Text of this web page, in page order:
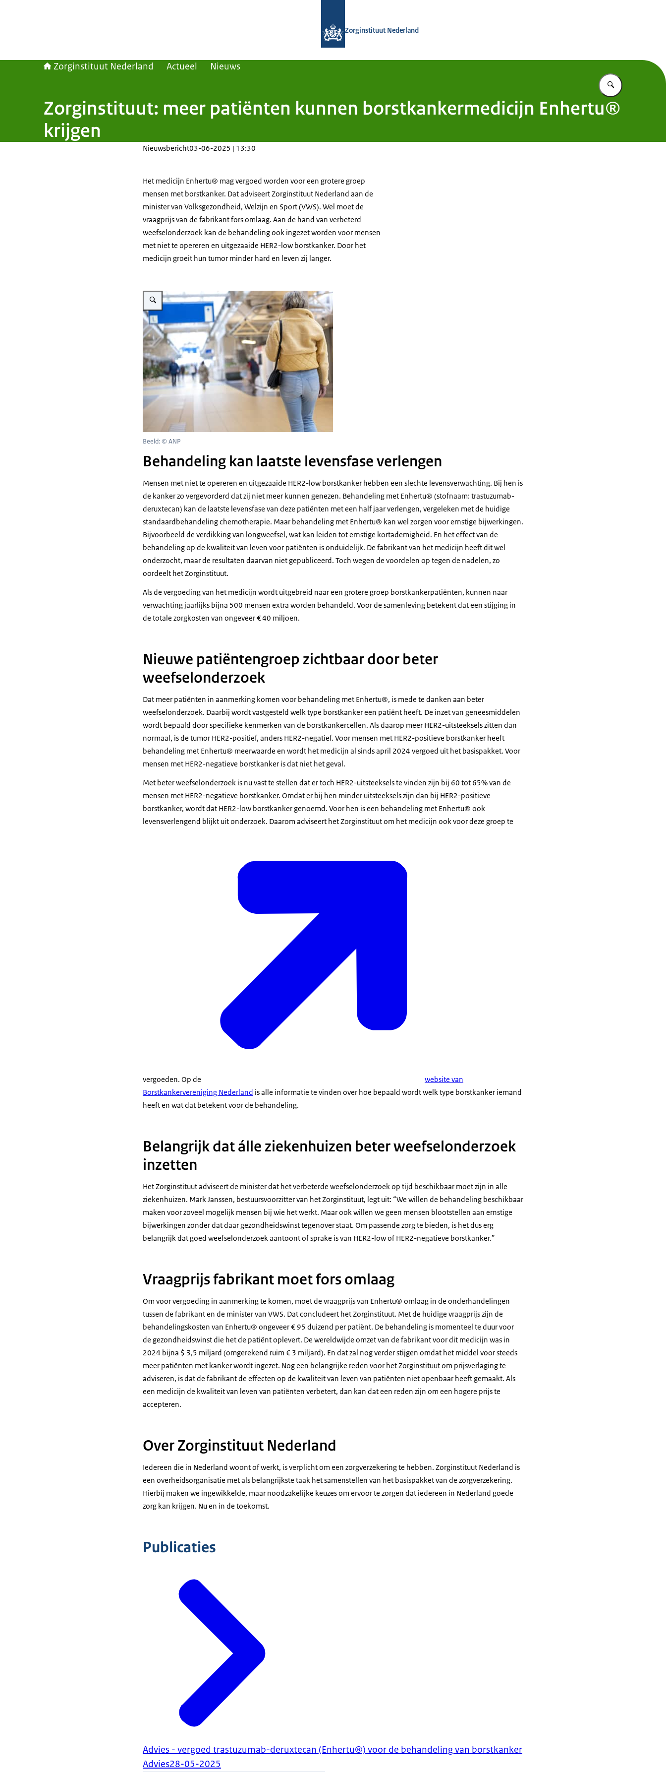
Zorginstituut Nederland
Zorginstituut Nederland Actueel Nieuws
Vul in wat u
Zorginstituut: meer patiënten kunnen borstkankermedicijn Enhertu®
krijgen
Nieuwsbericht03-06-2025 | 13:30
Het medicijn Enhertu® mag vergoed worden voor een grotere groep
mensen met borstkanker. Dat adviseert Zorginstituut Nederland aan de
minister van Volksgezondheid, Welzijn en Sport (VWS). Wel moet de
vraagprijs van de fabrikant fors omlaag. Aan de hand van verbeterd
weefselonderzoek kan de behandeling ook ingezet worden voor mensen
met niet te opereren en uitgezaaide HER2-low borstkanker. Door het
medicijn groeit hun tumor minder hard en leven zij langer.
Vergroot afbeelding Op de foto loopt een vrouw met haar rug naar de camera door een stationshal.
Beeld: © ANP
Behandeling kan laatste levensfase verlengen
Mensen met niet te opereren en uitgezaaide HER2-low borstkanker hebben een slechte levensverwachting. Bij hen is
de kanker zo vergevorderd dat zij niet meer kunnen genezen. Behandeling met Enhertu® (stofnaam: trastuzumab-
deruxtecan) kan de laatste levensfase van deze patiënten met een half jaar verlengen, vergeleken met de huidige
standaardbehandeling chemotherapie. Maar behandeling met Enhertu® kan wel zorgen voor ernstige bijwerkingen.
Bijvoorbeeld de verdikking van longweefsel, wat kan leiden tot ernstige kortademigheid. En het effect van de
behandeling op de kwaliteit van leven voor patiënten is onduidelijk. De fabrikant van het medicijn heeft dit wel
onderzocht, maar de resultaten daarvan niet gepubliceerd. Toch wegen de voordelen op tegen de nadelen, zo
oordeelt het Zorginstituut.
Als de vergoeding van het medicijn wordt uitgebreid naar een grotere groep borstkankerpatiënten, kunnen naar
verwachting jaarlijks bijna 500 mensen extra worden behandeld. Voor de samenleving betekent dat een stijging in
de totale zorgkosten van ongeveer € 40 miljoen.
Nieuwe patiëntengroep zichtbaar door beter
weefselonderzoek
Dat meer patiënten in aanmerking komen voor behandeling met Enhertu®, is mede te danken aan beter
weefselonderzoek. Daarbij wordt vastgesteld welk type borstkanker een patiënt heeft. De inzet van geneesmiddelen
wordt bepaald door specifieke kenmerken van de borstkankercellen. Als daarop meer HER2-uitsteeksels zitten dan
normaal, is de tumor HER2-positief, anders HER2-negatief. Voor mensen met HER2-positieve borstkanker heeft
behandeling met Enhertu® meerwaarde en wordt het medicijn al sinds april 2024 vergoed uit het basispakket. Voor
mensen met HER2-negatieve borstkanker is dat niet het geval.
Met beter weefselonderzoek is nu vast te stellen dat er toch HER2-uitsteeksels te vinden zijn bij 60 tot 65% van de
mensen met HER2-negatieve borstkanker. Omdat er bij hen minder uitsteeksels zijn dan bij HER2-positieve
borstkanker, wordt dat HER2-low borstkanker genoemd. Voor hen is een behandeling met Enhertu® ook
levensverlengend blijkt uit onderzoek. Daarom adviseert het Zorginstituut om het medicijn ook voor deze groep te
vergoeden. Op de
website van
Borstkankervereniging Nederland is alle informatie te vinden over hoe bepaald wordt welk type borstkanker iemand
heeft en wat dat betekent voor de behandeling.
Belangrijk dat álle ziekenhuizen beter weefselonderzoek
inzetten
Het Zorginstituut adviseert de minister dat het verbeterde weefselonderzoek op tijd beschikbaar moet zijn in alle
ziekenhuizen. Mark Janssen, bestuursvoorzitter van het Zorginstituut, legt uit: “We willen de behandeling beschikbaar
maken voor zoveel mogelijk mensen bij wie het werkt. Maar ook willen we geen mensen blootstellen aan ernstige
bijwerkingen zonder dat daar gezondheidswinst tegenover staat. Om passende zorg te bieden, is het dus erg
belangrijk dat goed weefselonderzoek aantoont of sprake is van HER2-low of HER2-negatieve borstkanker.”
Vraagprijs fabrikant moet fors omlaag
Om voor vergoeding in aanmerking te komen, moet de vraagprijs van Enhertu® omlaag in de onderhandelingen
tussen de fabrikant en de minister van VWS. Dat concludeert het Zorginstituut. Met de huidige vraagprijs zijn de
behandelingskosten van Enhertu® ongeveer € 95 duizend per patiënt. De behandeling is momenteel te duur voor
de gezondheidswinst die het de patiënt oplevert. De wereldwijde omzet van de fabrikant voor dit medicijn was in
2024 bijna $ 3,5 miljard (omgerekend ruim € 3 miljard). En dat zal nog verder stijgen omdat het middel voor steeds
meer patiënten met kanker wordt ingezet. Nog een belangrijke reden voor het Zorginstituut om prijsverlaging te
adviseren, is dat de fabrikant de effecten op de kwaliteit van leven van patiënten niet openbaar heeft gemaakt. Als
een medicijn de kwaliteit van leven van patiënten verbetert, dan kan dat een reden zijn om een hogere prijs te
accepteren.
Over Zorginstituut Nederland
Iedereen die in Nederland woont of werkt, is verplicht om een zorgverzekering te hebben. Zorginstituut Nederland is
een overheidsorganisatie met als belangrijkste taak het samenstellen van het basispakket van de zorgverzekering.
Hierbij maken we ingewikkelde, maar noodzakelijke keuzes om ervoor te zorgen dat iedereen in Nederland goede
zorg kan krijgen. Nu en in de toekomst.
Publicaties
Advies - vergoed trastuzumab-deruxtecan (Enhertu®) voor de behandeling van borstkanker
Advies28-05-2025